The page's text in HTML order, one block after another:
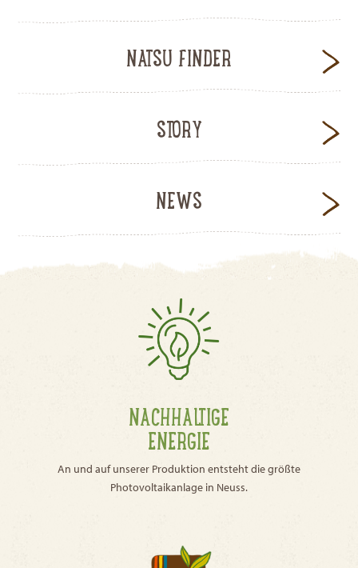
NATSU FINDER
STORY
NEWS
NACHHALTIGE
ENERGIE
An und auf unserer Produktion entsteht die größte
Photovoltaikanlage in Neuss.